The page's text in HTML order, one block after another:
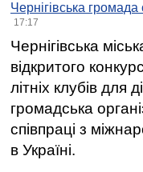
Чернігівська
17:17
Чернігівська
відкритого
літніх клубів для
громадська
співпраці з
в Україні.